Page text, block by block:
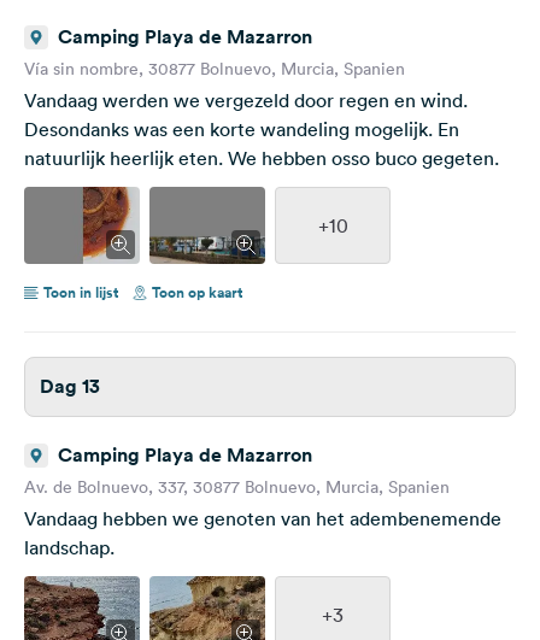
Camping Playa de Mazarron
Vía sin nombre, 30877 Bolnuevo, Murcia, Spanien
Vandaag werden we vergezeld door regen en wind.
Desondanks was een korte wandeling mogelijk. En
natuurlijk heerlijk eten. We hebben osso buco gegeten.
+10
Toon in lijst Toon op kaart
Dag 13
Camping Playa de Mazarron
Av. de Bolnuevo, 337, 30877 Bolnuevo, Murcia, Spanien
Vandaag hebben we genoten van het adembenemende
landschap.
+3